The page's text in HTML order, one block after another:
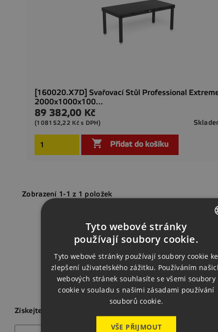
[160020.X7D] Svařovací Stůl Professional
2000x1000x100...
Cena
89 382,00 Kč
(108152,22 Kč s DPH)
 Přidat do košíku
Zobrazení 1-1 z 1 položek
Zpět na
Získejte nejnovější novinky a speciální slevy
ENGLISH
GERMAN
Tyto webové stránky
používají soubory cookie.
Tyto webové stránky používají soubory cookie ke
zlepšení uživatelského zážitku. Používáním
webových stránek souhlasíte se všemi soubory
cookie v souladu s našimi zásadami používání
souborů cookie.
VŠE PŘIJMOUT